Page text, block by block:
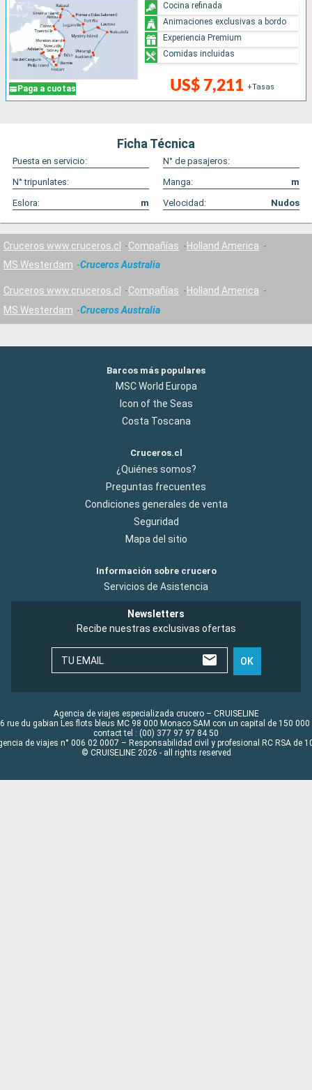
Paga a cuotas US$ 7,211 +Tasas
Cocina refinada
Animaciones exclusivas a bordo
Experiencia Premium
Comidas incluidas
Ficha Técnica
Puesta en servicio:
N° de pasajeros:
N° tripunlates:
Manga:
m
Eslora:
m Velocidad: Nudos
Cruceros www.cruceros.cl Compañías
Holland America
MS Westerdam
Cruceros Australia
Cruceros www.cruceros.cl Compañías
Holland America
MS Westerdam
Cruceros Australia
Barcos más populares
MSC World Europa
Icon of the Seas
Costa Toscana
Cruceros.cl
¿Quiénes somos?
Preguntas frecuentes
Condiciones generales de venta
Seguridad
Mapa del sitio
Información sobre crucero
Servicios de Asistencia
Newsletters
Recibe nuestras exclusivas ofertas
TU EMAIL OK
Agencia de viajes especializada crucero – CRUISELINE
rue du gabian Les flots bleus MC 98 000 Monaco SAM con un capital de 150 000
contact tel : (00) 377 97 97 84 50
de viajes n° 006 02 0007 – Responsabilidad civil y profesional RC RSA de
© CRUISELINE 2026 - all rights reserved